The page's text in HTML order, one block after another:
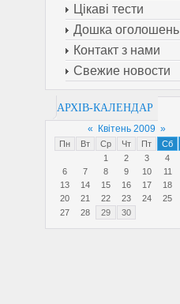
Цікаві тести
Дошка оголошень
Контакт з нами
Свежие новости
АРХІВ-КАЛЕНДАР
« Квітень 2009 »
Пн Вт Ср Чт Пт Сб
1
2 3 4
6
7 8 9 10 11
13
14 15 16 17 18
20
21 22 23 24 25
27
28 29 30